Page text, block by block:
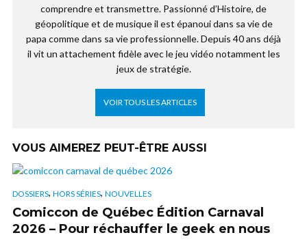
comprendre et transmettre. Passionné d’Histoire, de
géopolitique et de musique il est épanoui dans sa vie de
papa comme dans sa vie professionnelle. Depuis 40 ans déjà
il vit un attachement fidèle avec le jeu vidéo notamment les
jeux de stratégie.
VOIR TOUS LES ARTICLES
VOUS AIMEREZ PEUT-ÊTRE AUSSI
DOSSIERS, HORS SÉRIES, NOUVELLES
Comiccon de Québec Édition Carnaval
2026 – Pour réchauffer le geek en nous